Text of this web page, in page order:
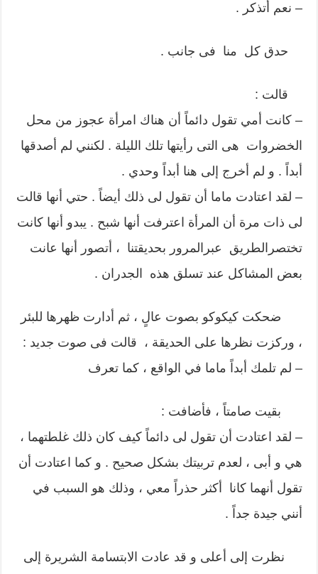
– نعم أتذكر .
حدق كل منا فى جانب .
قالت :
– كانت أمي تقول دائماً أن هناك امرأة عجوز من محل
الخضروات هى التى رأيتها تلك الليلة . لكنني لم أصدقها
أبداً . و لم أخرج إلى هنا أبداً وحدي .
– لقد اعتادت ماما أن تقول لى ذلك أيضاً . حتي أنها قالت
لى ذات مرة أن المرأة اعترفت أنها شبح . يبدو أنها كانت
تختصرالطريق عبرالمرور بحديقتنا ، أتصور أنها عانت
بعض المشاكل عند تسلق هذه الجدران .
ضحكت كيكوكو بصوت عالٍ ، ثم أدارت ظهرها للبئر
، وركزت نظرها على الحديقة ، قالت فى صوت جديد :
– لم تلمك أبداً ماما في الواقع ، كما تعرف
بقيت صامتاً ، فأضافت :
– لقد اعتادت أن تقول لى دائماً كيف كان ذلك غلطتهما ،
هي و أبى ، لعدم تربيتك بشكل صحيح . و كما اعتادت أن
تقول أنهما كانا أكثر حذراً معي ، وذلك هو السبب في
أنني جيدة جداً .
نظرت إلى أعلى و قد عادت الابتسامة الشريرة إلى